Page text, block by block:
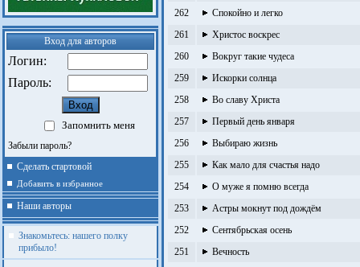
Вход для авторов
Логин:
Пароль:
Запомнить меня
Забыли пароль?
Сделать стартовой
Добавить в избранное
Наши авторы
Знакомьтесь: нашего полку
прибыло!
262
Спокойно и легко
261
Христос воскрес
260
Вокруг такие чудеса
259
Искорки солнца
258
Во славу Христа
257
Первый день января
256
Выбираю жизнь
255
Как мало для счастья надо
254
О муже я помню всегда
253
Астры мокнут под дождём
252
Сентябрьская осень
251
Вечность